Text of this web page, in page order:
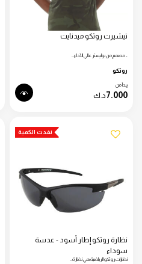
تيشيرت روثكو ميدنايت
- مصمم من بوليستر عالي الأداء…
روثكو
يبدأ من
7.000د.ك
نفدت الكمية
نظارة روثكو إطار أسود - عدسة
سوداء
نظارات روثكو الرياضية هي نظارة…